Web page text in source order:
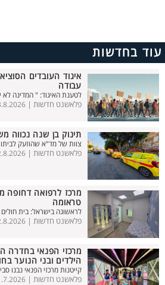
עוד בחדשות
איגוד העובדים
עבודה
לטענת האיגוד: " המדינה לא
פלאשנט חדשות |
תינוק בן שנה נכווה
צוות של מד"א שהוזעק לביתו
פלאשנט חדשות |
מרכז לרפואה דחופה
טראומה
לראשונה בישראל: בית חולים
פלאשנט חדשות |
מרכזי הפנאי בחדרה
הילדים ובני הנוער
קייטנות מרכזי הפנאי נבנו
פלאשנט חדשות |